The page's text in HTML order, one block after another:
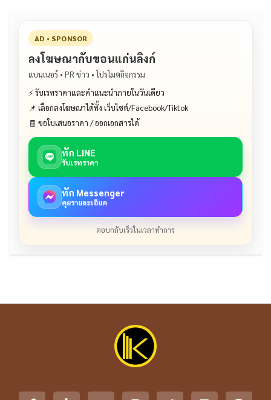
AD • SPONSOR
ลงโฆษณากับขอนแก่นลิงก์
แบนเนอร์ • PR ข่าว • โปรโมตกิจกรรม
⚡ รับเรทราคาและคำแนะนำภายในวันเดียว
📌 เลือกลงโฆษณาได้ทั้ง เว็บไซต์/Facebook/Tiktok
🧾 ขอใบเสนอราคา / ออกเอกสารได้
ทัก LINE
รับเรทราคา
ทัก Messenger
คุยรายละเอียด
ตอบกลับเร็วในเวลาทำการ